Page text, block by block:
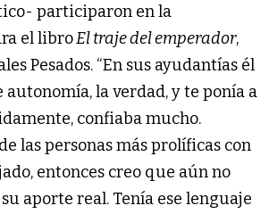
participaron en la
el libroEl traje del emperador,
Pesados. “En sus ayudantías él
autonomía, la verdad, y te ponía a
confiaba mucho.
las personas más prolíficas con
entonces creo que aún no
aporte real. Tenía ese lenguaje